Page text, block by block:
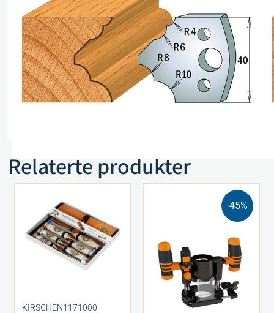
Sammenlign
Legg i ønskeliste
Beskrivelse
Spesifikasjoner
Relaterte produkter
KIRSCHEN1171000
-45%